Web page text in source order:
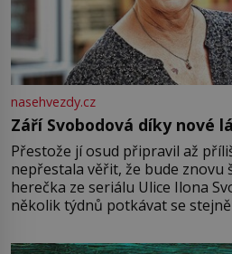
nasehvezdy.cz
Září Svobodová díky nové
Přestože jí osud připravil až
nepřestala věřit, že bude znovu šťastná.
herečka ze seriálu Ulice Ilona
několik týdnů potkávat se stejně